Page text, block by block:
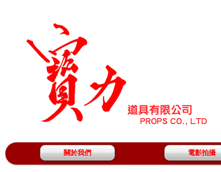
關於我們 電影拍攝